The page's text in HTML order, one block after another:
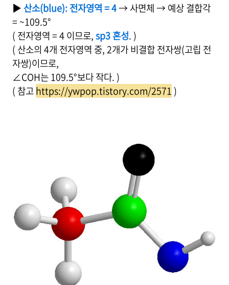
▶ 산소(blue): 전자영역 = 4→ 사면체 → 예상 결합각
= ~109.5°
( 전자영역 = 4 이므로,sp3 혼성. )
( 산소의 4개 전자영역 중, 2개가 비결합 전자쌍(고립 전
자쌍)이므로,
∠COH는 109.5°보다 작다. )
( 참고https://ywpop.tistory.com/2571 )